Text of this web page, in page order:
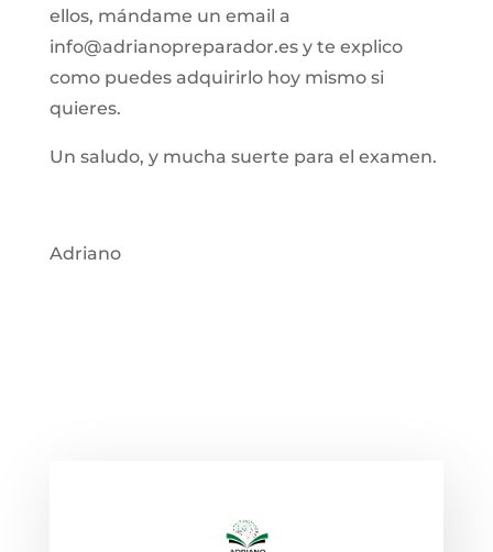
ellos, mándame un email a
info@adrianopreparador.es y te explico
como puedes adquirirlo hoy mismo si
quieres.
Un saludo, y mucha suerte para el examen.
Adriano